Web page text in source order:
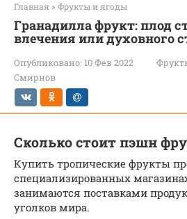
Главная » Фрукты и ягоды
Гранадилла фрукт: плод
влечения или духовного
Опубликовано: 10 Фев 2022
Смирнов
Сколько стоит пэшн
Купить тропические фрукты
специализированных
занимаются поставками
уголков мира.